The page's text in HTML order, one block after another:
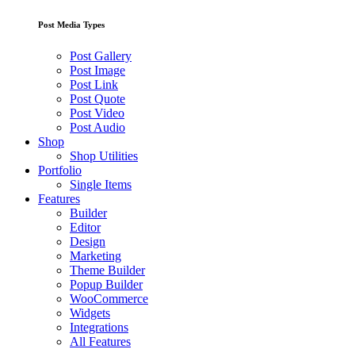
Post Media Types
Post Gallery
Post Image
Post Link
Post Quote
Post Video
Post Audio
Shop
Shop Utilities
Portfolio
Single Items
Features
Builder
Editor
Design
Marketing
Theme Builder
Popup Builder
WooCommerce
Widgets
Integrations
All Features